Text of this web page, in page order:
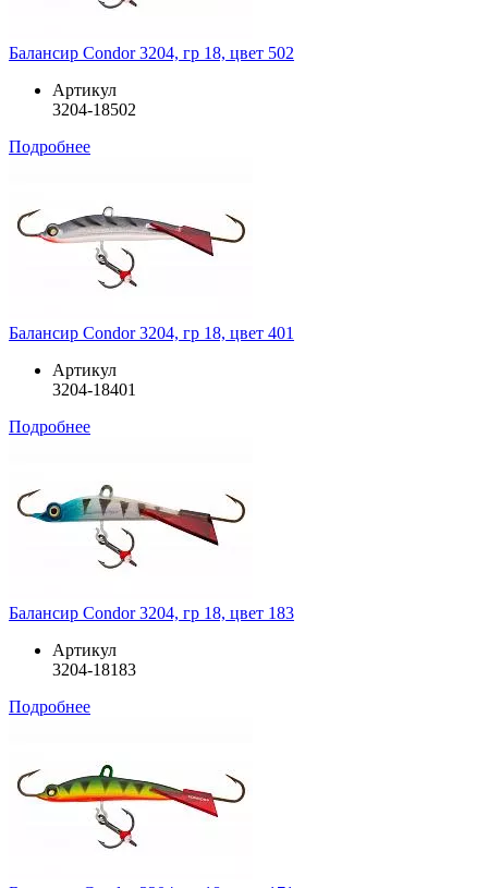
Балансир Condor 3204, гр 18, цвет 502
Артикул
3204-18502
Подробнее
Балансир Condor 3204, гр 18, цвет 401
Артикул
3204-18401
Подробнее
Балансир Condor 3204, гр 18, цвет 183
Артикул
3204-18183
Подробнее